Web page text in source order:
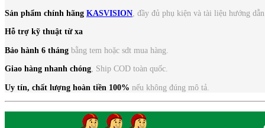
Sản phẩm chính hãng KASVISION , đầy đủ phụ kiện và tài liệu hướng
Hỗ trợ kỹ thuật từ xa
Bảo hành 6 tháng bằng tem hoặc sdt mua hàng.
Giao hàng nhanh chóng, Ship COD toàn quốc.
Uy tín, chất lượng hoàn tiền 100% nếu không đúng mô tả.